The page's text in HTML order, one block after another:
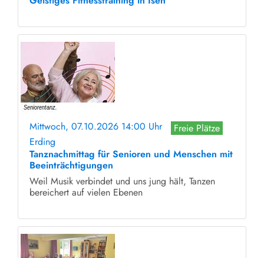
Mittwoch, 07.10.2026 14:00 Uhr
Freie Plätze
Erding
Tanznachmittag für Senioren und Menschen mit
Beeinträchtigungen
Weil Musik verbindet und uns jung hält, Tanzen
bereichert auf vielen Ebenen